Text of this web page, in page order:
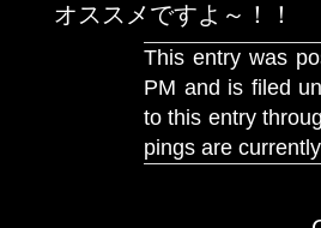
オススメですよ～！！
This entry was
PM and is filed
to this entry
pings are